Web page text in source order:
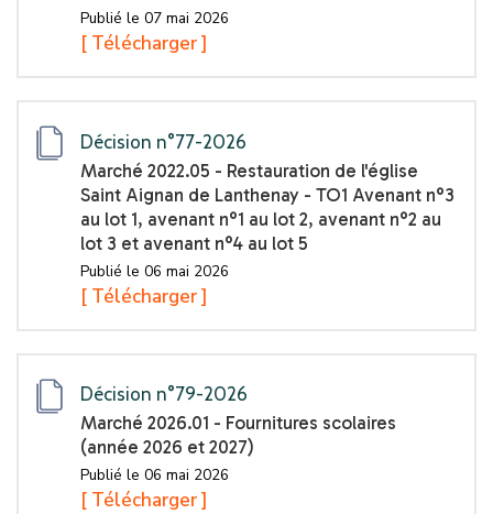
Publié le 07 mai 2026
[ Télécharger ]
Décision n°77-2026
Marché 2022.05 - Restauration de l'église
Saint Aignan de Lanthenay - TO1 Avenant n°3
au lot 1, avenant n°1 au lot 2, avenant n°2 au
lot 3 et avenant n°4 au lot 5
Publié le 06 mai 2026
[ Télécharger ]
Décision n°79-2026
Marché 2026.01 - Fournitures scolaires
(année 2026 et 2027)
Publié le 06 mai 2026
[ Télécharger ]